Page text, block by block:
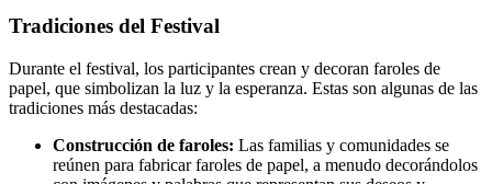
Tradiciones del Festival
Durante el festival, los participantes crean y decoran faroles de
papel, que simbolizan la luz y la esperanza. Estas son algunas de las
tradiciones más destacadas:
Construcción de faroles: Las familias y comunidades se
reúnen para fabricar faroles de papel, a menudo decorándolos